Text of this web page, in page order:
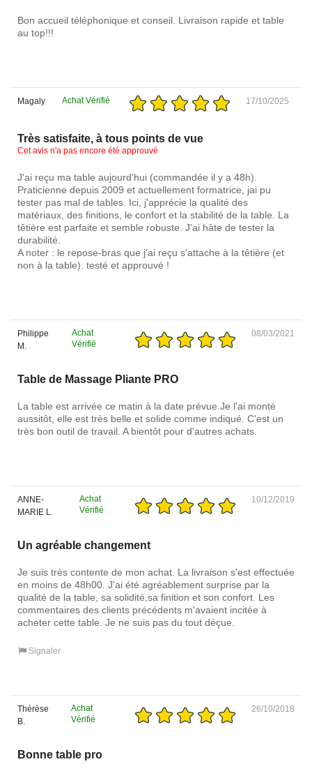
Bon accueil téléphonique et conseil. Livraison rapide et table
au top!!!
Magaly Achat Vérifié 17/10/2025
Très satisfaite, à tous points de vue
Cet avis n'a pas encore été approuvé
J'ai reçu ma table aujourd'hui (commandée il y a 48h).
Praticienne depuis 2009 et actuellement formatrice, jai pu
tester pas mal de tables. Ici, j'apprécie la qualité des
matériaux, des finitions, le confort et la stabilité de la table. La
têtière est parfaite et semble robuste. J'ai hâte de tester la
durabilité.
A noter : le repose-bras que j'ai reçu s'attache à la têtière (et
non à la table). testé et approuvé !
Philippe
M.
Achat
Vérifié
08/03/2021
Table de Massage Pliante PRO
La table est arrivée ce matin à la date prévue.Je l'ai monté
aussitôt, elle est très belle et solide comme indiqué. C'est un
très bon outil de travail. A bientôt pour d'autres achats.
ANNE-
MARIE L.
Achat
Vérifié
10/12/2019
Un agréable changement
Je suis très contente de mon achat. La livraison s'est effectuée
en moins de 48h00. J'ai été agréablement surprise par la
qualité de la table, sa solidité,sa finition et son confort. Les
commentaires des clients précédents m'avaient incitée à
acheter cette table. Je ne suis pas du tout déçue.
Signaler
Thérèse
B.
Achat
Vérifié
26/10/2018
Bonne table pro